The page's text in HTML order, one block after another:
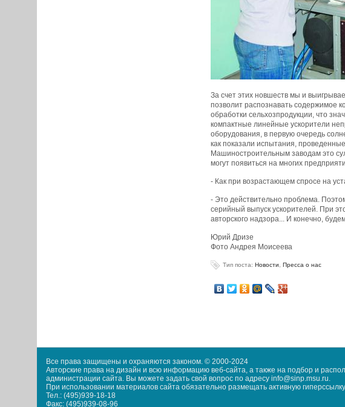
За счет этих новшеств мы и
позволит распознавать содержимое
обработки сельхозпродукции, что
компактные линейные ускорители
оборудования, в первую очередь
как показали испытания,
Машиностроительным заводам это
могут появиться на многих
- Как при возрастающем спросе на
- Это действительно проблема.
серийный выпуск ускорителей. При
авторского надзора... И конечно,
Юрий Дризе
Фото Андрея Моисеева
Тип поста: Новости Пресса о нас
Все права защищены и охраняются законом. © 2000-2024
Авторские права на дизайн и всю информацию веб-сайта, а также на подбор и
администрации сайта. Вы можете задать свой вопрос по адресу info@sinp.msu.ru.
При использовании материалов сайта обязательно размещать активную
Тел.: (495)939-18-18
Факс: (495)939-08-96